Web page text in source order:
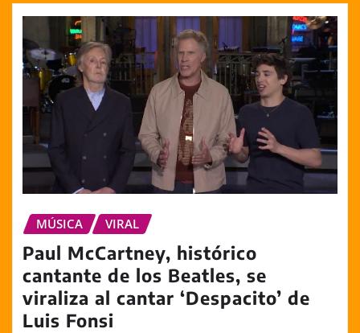
MÚSICA VIRAL
Paul McCartney, histórico
cantante de los Beatles, se
viraliza al cantar ‘Despacito’ de
Luis Fonsi